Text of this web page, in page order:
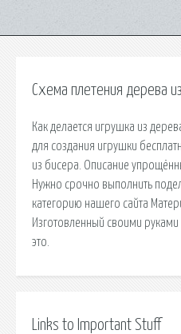
Схема плетения дерева
Как делается игрушка из
для создания игрушки
из бисера. Описание
Нужно срочно выполнить
категорию нашего сайта
Изготовленный своими
это.
Links to Important Stuff